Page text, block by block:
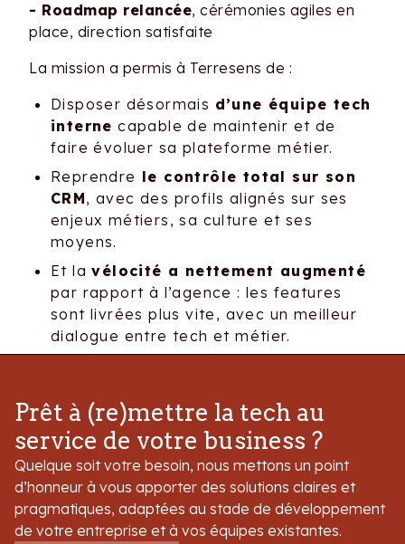
- Roadmap relancée, cérémonies agiles en
place, direction satisfaite
La mission a permis à Terresens de :
Disposer désormais d’une équipe tech
interne capable de maintenir et de
faire évoluer sa plateforme métier.
Reprendre le contrôle total sur son
CRM, avec des profils alignés sur ses
enjeux métiers, sa culture et ses
moyens.
Et lavélocité a nettement augmenté
par rapport à l’agence : les features
sont livrées plus vite, avec un meilleur
dialogue entre tech et métier.
Prêt à (re)mettre la tech au
service de votre business ?
Quelque soit votre besoin, nous mettons un point
d’honneur à vous apporter des solutions claires et
pragmatiques, adaptées au stade de développement
de votre entreprise et à vos équipes existantes.